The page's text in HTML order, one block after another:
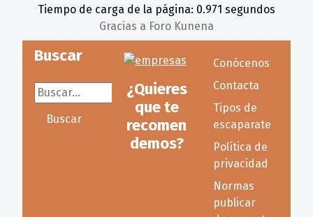
Tiempo de carga de la página: 0.971 segundos
Gracias a Foro Kunena
Buscar
Buscar...
Buscar
¿Quieres
que te
recomen
demos?
Conócenos
Contacta
Tipos de
escaparate
Política de
privacidad
Normas
publicar